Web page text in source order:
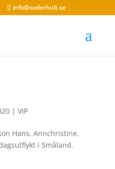
info@soderhult.se
| VIP
Hans, Annchristine,
i Småland.